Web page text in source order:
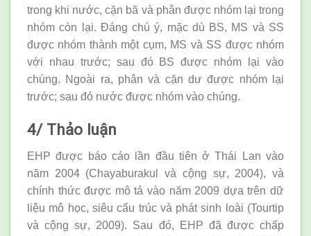
trong khi nước, cặn bã và phân được nhóm lại trong
nhóm còn lại. Đáng chú ý, mặc dù BS, MS và SS
được nhóm thành một cụm, MS và SS được nhóm
với nhau trước; sau đó BS được nhóm lại vào
chúng. Ngoài ra, phân và cặn dư được nhóm lại
trước; sau đó nước được nhóm vào chúng.
4/ Thảo luận
EHP được báo cáo lần đầu tiên ở Thái Lan vào
năm 2004 (Chayaburakul và cộng sự, 2004), và
chính thức được mô tả vào năm 2009 dựa trên dữ
liệu mô học, siêu cấu trúc và phát sinh loài (Tourtip
và cộng sự, 2009). Sau đó, EHP đã được chấp